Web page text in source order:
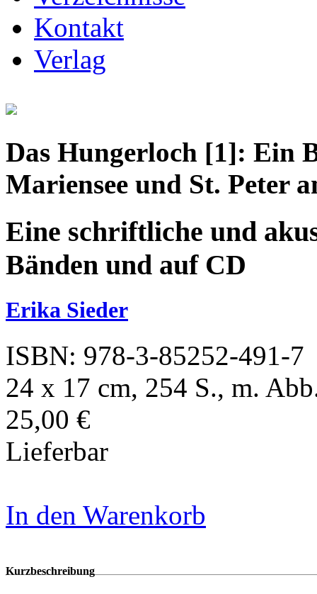
Kontakt
Verlag
Das Hungerloch [1]: Ein
Mariensee und St. Peter
Eine schriftliche und
Bänden und auf CD
Erika Sieder
ISBN: 978-3-85252-491-7
24 x 17 cm, 254 S., m.
25,00 €
Lieferbar
In den Warenkorb
Kurzbeschreibung